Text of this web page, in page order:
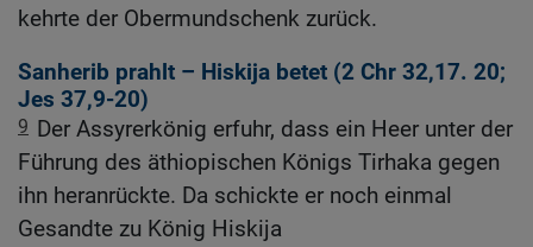
kehrte der Obermundschenk zurück.
Sanherib prahlt – Hiskija betet (2 Chr 32,17. 20;
Jes 37,9-20)
9 Der Assyrerkönig erfuhr, dass ein Heer unter der
Führung des äthiopischen Königs Tirhaka gegen
ihn heranrückte. Da schickte er noch einmal
Gesandte zu König Hiskija